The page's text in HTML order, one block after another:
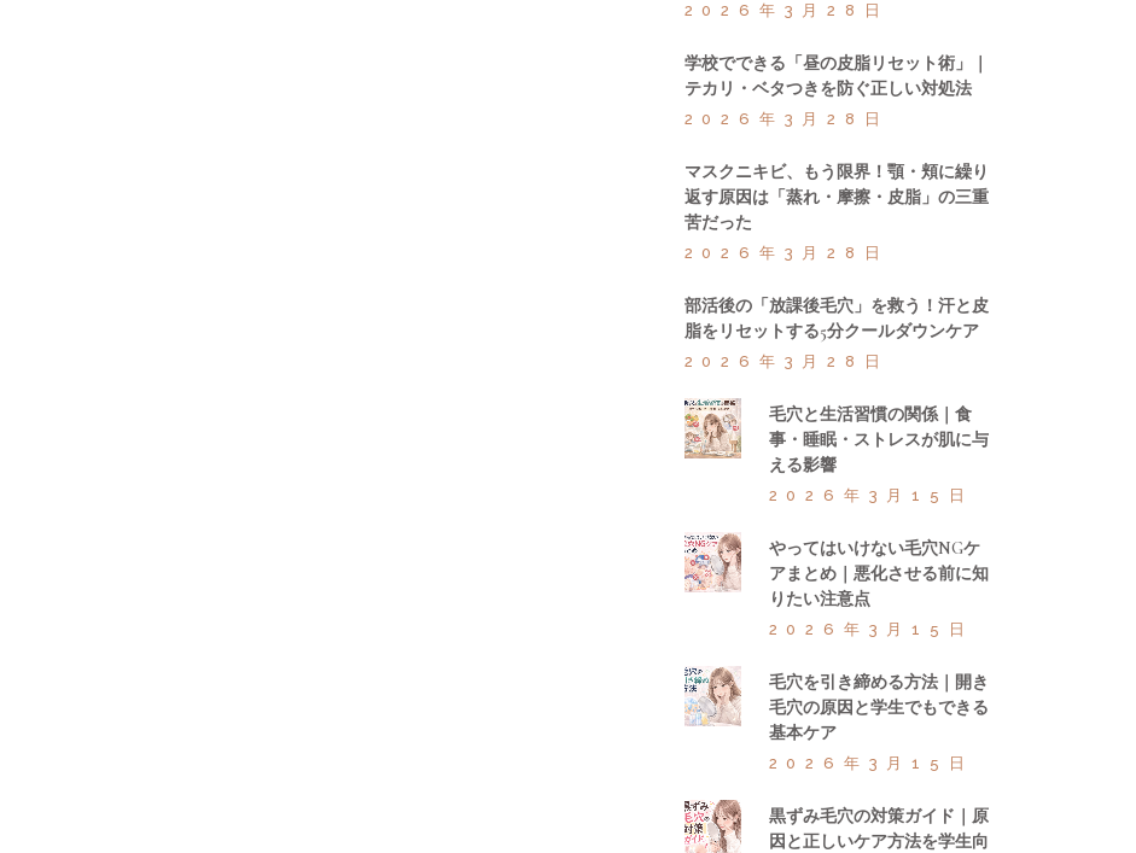
2026年3月28日
学校でできる「昼の皮脂リセット術」｜
テカリ・ベタつきを防ぐ正しい対処法
2026年3月28日
マスクニキビ、もう限界！顎・頬に繰り
返す原因は「蒸れ・摩擦・皮脂」の三重
苦だった
2026年3月28日
部活後の「放課後毛穴」を救う！汗と皮
脂をリセットする5分クールダウンケア
2026年3月28日
毛穴と生活習慣の関係｜食
事・睡眠・ストレスが肌に与
える影響
2026年3月15日
やってはいけない毛穴NGケ
アまとめ｜悪化させる前に知
りたい注意点
2026年3月15日
毛穴を引き締める方法｜開き
毛穴の原因と学生でもできる
基本ケア
2026年3月15日
黒ずみ毛穴の対策ガイド｜原
因と正しいケア方法を学生向